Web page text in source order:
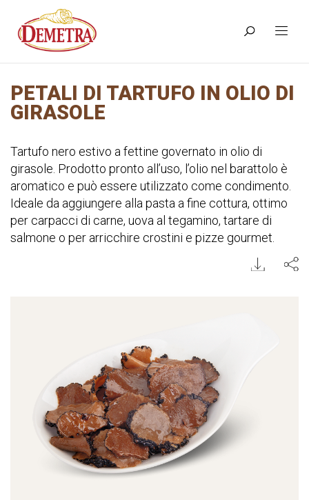
PETALI DI TARTUFO IN OLIO DI
GIRASOLE
Tartufo nero estivo a fettine governato in olio di
girasole. Prodotto pronto all’uso, l’olio nel barattolo è
aromatico e può essere utilizzato come condimento.
Ideale da aggiungere alla pasta a fine cottura, ottimo
per carpacci di carne, uova al tegamino, tartare di
salmone o per arricchire crostini e pizze gourmet.